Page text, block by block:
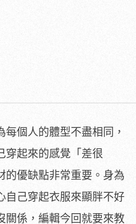
個人的體型不盡相同，
穿起來的感覺「差很
的優缺點非常重要。身為
自己穿起衣服來顯胖不好
關係，編輯今回就要來教